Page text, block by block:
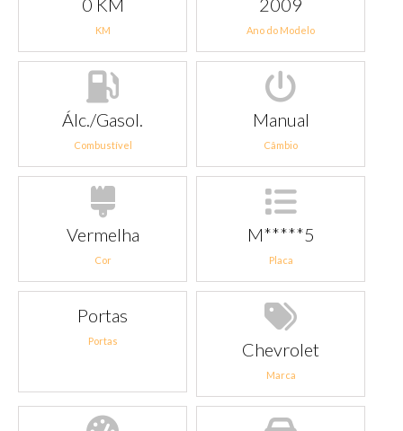
0 KM
KM
2009
Ano do Modelo
Álc./Gasol.
Combustível
Manual
Câmbio
Vermelha
Cor
M*****5
Placa
Portas
Portas Chevrolet
Marca